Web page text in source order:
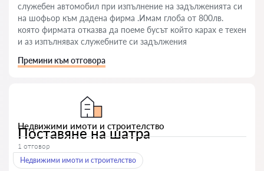
служебен автомобил при изпълнение на задълженията си
на шофьор към дадена фирма .Имам глоба от 800лв.
която фирмата отказва да поеме бусът който карах е техен
и аз изпълнявах служебните си задължения
Премини към отговора
Недвижими имоти и строителство
Поставяне на шатра
1 отговор
Недвижими имоти и строителство